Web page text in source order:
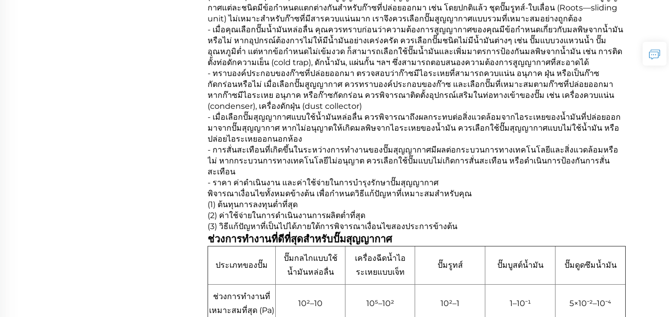
กาศแต่ละชนิดมีข้อกำหนดแตกต่างกันสำหรับก๊าซที่ปล่อยออกมา เช่น โดยปกติแล้ว ชุดปั๊มรูทส์-ใบเลื่อน (Roots—sliding
unit) ไม่เหมาะสำหรับก๊าซที่มีสารควบแน่นมาก เราจึงควรเลือกปั๊มสูญญากาศแบบรวมที่เหมาะสมอย่างถูกต้อง
- เมื่อคุณเลือกปั๊มน้ำมันหล่อลื่น คุณควรทราบก่อนว่าความต้องการสูญญากาศของคุณมีข้อกำหนดเกี่ยวกับมลพิษจากน้ำมัน
หรือไม่ หากอุปกรณ์ต้องการไม่ให้มีน้ำมันอย่างเคร่งครัด ควรเลือกปั๊มชนิดไม่มีน้ำมันต่างๆ เช่น ปั๊มแบบวงแหวนน้ำ ปั๊ม
อุณหภูมิต่ำ แต่หากข้อกำหนดไม่เข้มงวด ก็สามารถเลือกใช้ปั๊มน้ำมันและเพิ่มมาตรการป้องกันมลพิษจากน้ำมัน เช่น การติด
ตั้งท่อดักความเย็น (cold trap), ดักน้ำมัน, แผ่นกั้น ฯลฯ ซึ่งสามารถตอบสนองความต้องการสูญญากาศที่สะอาดได้
- ทราบองค์ประกอบของก๊าซที่ปล่อยออกมา ตรวจสอบว่าก๊าซมีไอระเหยที่สามารถควบแน่น อนุภาค ฝุ่น หรือเป็นก๊าซ
กัดกร่อนหรือไม่ เมื่อเลือกปั๊มสูญญากาศ ควรทราบองค์ประกอบของก๊าซ และเลือกปั๊มที่เหมาะสมตามก๊าซที่ปล่อยออกมา
หากก๊าซมีไอระเหย อนุภาค หรือก๊าซกัดกร่อน ควรพิจารณาติดตั้งอุปกรณ์เสริมในท่อทางเข้าของปั๊ม เช่น เครื่องควบแน่น
(condenser), เครื่องดักฝุ่น (dust collector)
- เมื่อเลือกปั๊มสุญญากาศแบบใช้น้ำมันหล่อลื่น ควรพิจารณาถึงผลกระทบต่อสิ่งแวดล้อมจากไอระเหยของน้ำมันที่ปล่อยออก
มาจากปั๊มสุญญากาศ หากไม่อนุญาตให้เกิดมลพิษจากไอระเหยของน้ำมัน ควรเลือกใช้ปั๊มสุญญากาศแบบไม่ใช้น้ำมัน หรือ
ปล่อยไอระเหยออกนอกห้อง
- การสั่นสะเทือนที่เกิดขึ้นในระหว่างการทำงานของปั๊มสุญญากาศมีผลต่อกระบวนการทางเทคโนโลยีและสิ่งแวดล้อมหรือ
ไม่ หากกระบวนการทางเทคโนโลยีไม่อนุญาต ควรเลือกใช้ปั๊มแบบไม่เกิดการสั่นสะเทือน หรือดำเนินการป้องกันการสั่น
สะเทือน
- ราคา ค่าดำเนินงาน และค่าใช้จ่ายในการบำรุงรักษาปั๊มสุญญากาศ
พิจารณาเงื่อนไขทั้งหมดข้างต้น เพื่อกำหนดวิธีแก้ปัญหาที่เหมาะสมสำหรับคุณ
(1) ต้นทุนการลงทุนต่ำที่สุด
(2) ค่าใช้จ่ายในการดำเนินงานการผลิตต่ำที่สุด
(3) วิธีแก้ปัญหาที่เป็นไปได้ภายใต้การพิจารณาเงื่อนไขสองประการข้างต้น
ช่วงการทำงานที่ดีที่สุดสำหรับปั๊มสุญญากาศ
ประเภทของปั๊ม
ปั๊มกลไกแบบใช้
น้ำมันหล่อลื่น
เครื่องฉีดน้ำไอ
ระเหยแบบเจ็ท
ปั๊มรูทส์ ปั๊มบูสต์น้ำมัน ปั๊มดูดซึมน้ำมัน
ช่วงการทำงานที่
เหมาะสมที่สุด (Pa)
10²–10 10⁵–10² 10²–1 1–10⁻¹ 5×10⁻²–10⁻⁴